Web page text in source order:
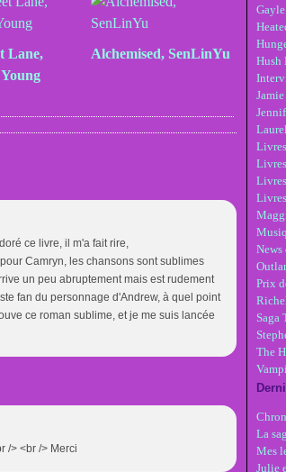
Lane,
Alchemised, SenLinYu
ce livre, il m'a fait rire,
Camryn, les chansons sont sublimes
un peu abruptement mais est rudement
fan du personnage d'Andrew, à quel point
ce roman sublime, et je me suis lancée
/> <br /> Merci
Hush
Livres
News
Prix
Saga
The
La
Mes
Julie